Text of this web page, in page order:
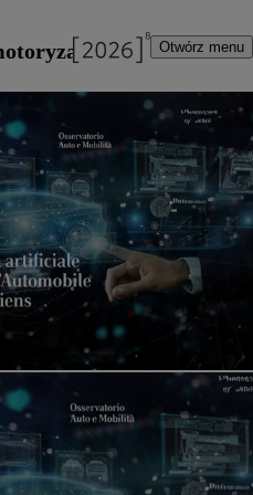
Otwórz menu